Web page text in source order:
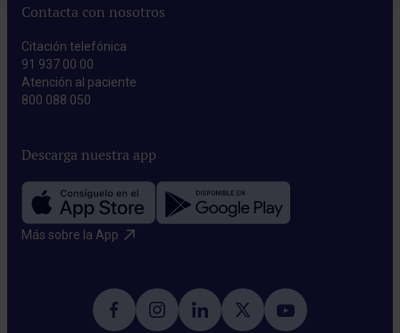
Contacta con nosotros
Citación telefónica
91 937 00 00
Atención al paciente
800 088 050
Descarga nuestra app
Más sobre la App​